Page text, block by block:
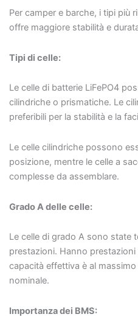
Per camper e barche, i tipi più
offre maggiore stabilità e
Tipi di celle:
Le celle di batterie LiFePO4
cilindriche o prismatiche. Le
preferibili per la stabilità e la
Le celle cilindriche possono
posizione, mentre le celle a
complesse da assemblare.
Grado A delle celle:
Le celle di grado A sono state
prestazioni. Hanno
capacità effettiva è al
nominale.
Importanza dei BMS: